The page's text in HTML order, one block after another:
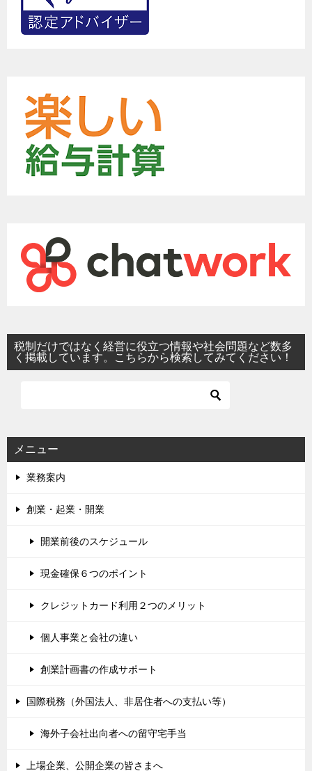
税制だけではなく経営に役立つ情報や社会問題など数多
く掲載しています。こちらから検索してみてください！
メニュー
業務案内
創業・起業・開業
開業前後のスケジュール
現金確保６つのポイント
クレジットカード利用２つのメリット
個人事業と会社の違い
創業計画書の作成サポート
国際税務（外国法人、非居住者への支払い等）
海外子会社出向者への留守宅手当
上場企業、公開企業の皆さまへ